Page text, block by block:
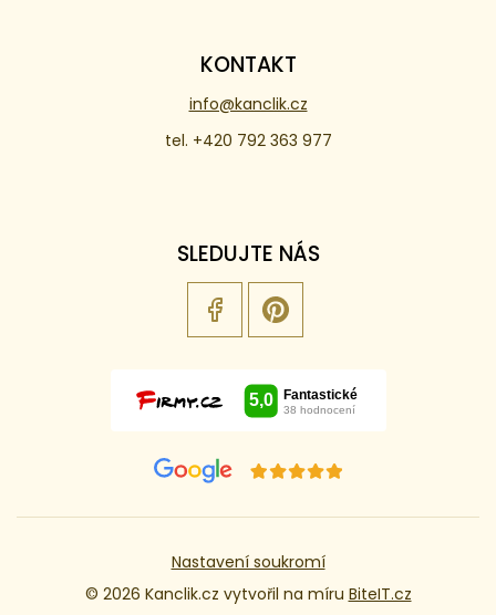
KONTAKT
info@kanclik.cz
tel. +420 792 363 977
SLEDUJTE NÁS
Nastavení soukromí
© 2026 Kanclik.cz vytvořil na míru BiteIT.cz